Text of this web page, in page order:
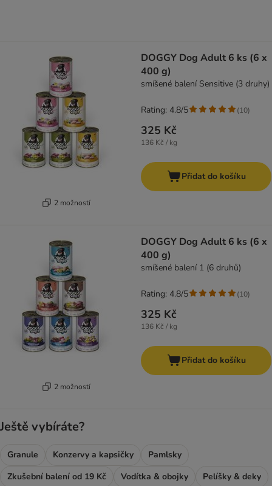
2 možností
DOGGY Dog Adult 6 ks (6 x
400 g)
smíšené balení Sensitive (3 druhy)
325 Kč
136 Kč / kg
Rating: 4.8/5 (10)
Přidat do košíku
2 možností
DOGGY Dog Adult 6 ks (6 x
400 g)
smíšené balení 1 (6 druhů)
325 Kč
136 Kč / kg
Rating: 4.8/5 (10)
Přidat do košíku
Ještě vybíráte?
Granule Konzervy a kapsičky
Pamlsky
Zkušební balení od 19 Kč
Vodítka & obojky
Pelíšky & deky